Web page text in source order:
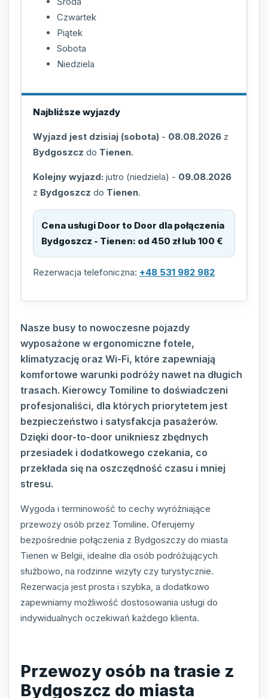
Czwartek
Piątek
Sobota
Niedziela
Najbliższe wyjazdy
Wyjazd jest dzisiaj (sobota) - 08.08.2026 z
Bydgoszcz do Tienen.
Kolejny wyjazd: jutro (niedziela) - 09.08.2026
z Bydgoszcz do Tienen.
Cena usługi Door to Door dla połączenia
Bydgoszcz - Tienen: od 450 zł lub 100 €
Rezerwacja telefoniczna: +48 531 982 982
Nasze busy to nowoczesne pojazdy
wyposażone w ergonomiczne fotele,
klimatyzację oraz Wi-Fi, które zapewniają
komfortowe warunki podróży nawet na długich
trasach. Kierowcy Tomiline to doświadczeni
profesjonaliści, dla których priorytetem jest
bezpieczeństwo i satysfakcja pasażerów.
Dzięki door-to-door unikniesz zbędnych
przesiadek i dodatkowego czekania, co
przekłada się na oszczędność czasu i mniej
stresu.
Wygoda i terminowość to cechy wyróżniające
przewozy osób przez Tomiline. Oferujemy
bezpośrednie połączenia z Bydgoszczy do miasta
Tienen w Belgii, idealne dla osób podróżujących
służbowo, na rodzinne wizyty czy turystycznie.
Rezerwacja jest prosta i szybka, a dodatkowo
zapewniamy możliwość dostosowania usługi do
indywidualnych oczekiwań każdego klienta.
Przewozy osób na trasie z
Bydgoszcz do miasta